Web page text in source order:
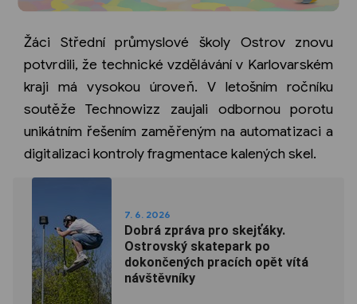
Žáci Střední průmyslové školy Ostrov znovu
potvrdili, že technické vzdělávání v Karlovarském
kraji má vysokou úroveň. V letošním ročníku
soutěže Technowizz zaujali odbornou porotu
unikátním řešením zaměřeným na automatizaci a
digitalizaci kontroly fragmentace kalených skel.
7. 6. 2026
Dobrá zpráva pro skejťáky.
Ostrovský skatepark po
dokončených pracích opět vítá
návštěvníky